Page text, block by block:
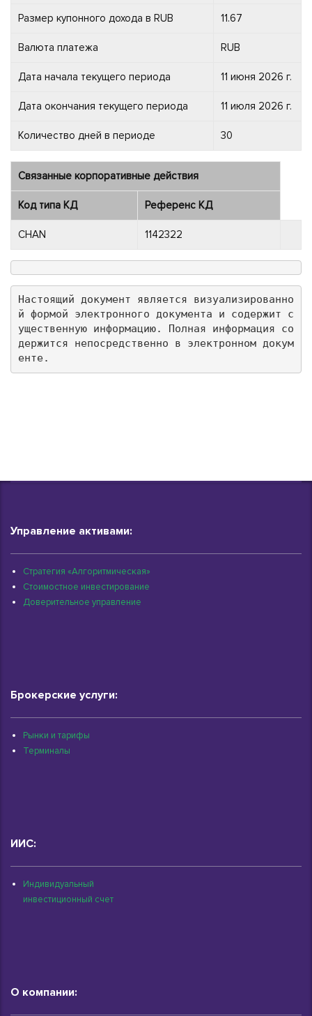
Размер купонного дохода в RUB 11.67
Валюта платежа RUB
Дата начала текущего периода 11 июня 2026 г.
Дата окончания текущего периода 11 июля 2026 г.
Количество дней в периоде 30
Связанные корпоративные действия
Код типа КД Референс КД
CHAN 1142322
Настоящий документ является визуализированно
й формой электронного документа и содержит с
ущественную информацию. Полная информация со
держится непосредственно в электронном докум
енте.
Управление активами:
Стратегия «Алгоритмическая»
Стоимостное инвестирование
Доверительное управление
Брокерские услуги:
Рынки и тарифы
Терминалы
ИИС:
Индивидуальный
инвестиционный счет
О компании: